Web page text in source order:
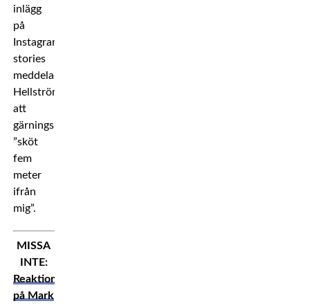
inlägg
på
Instagram
stories
meddelade
Hellström
att
gärningsmannen
”sköt
fem
meter
ifrån
mig”.
MISSA
INTE:
Reaktioner
på Mark